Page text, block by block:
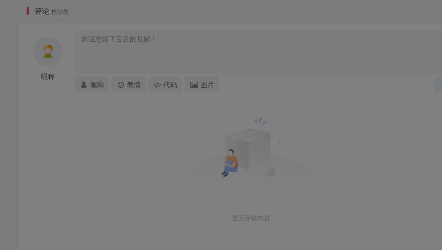
评论 抢沙发
昵称
昵称 表情 代码 图片
暂无评论内容